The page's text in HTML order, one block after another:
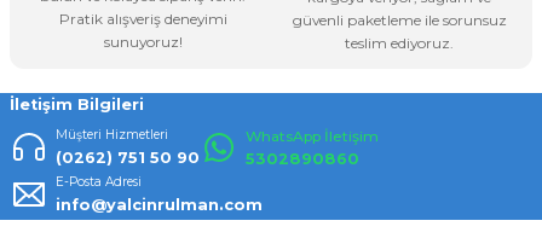
Gönder
Pratik alışveriş deneyimi
sunuyoruz!
güvenli paketleme ile sorunsuz
teslim ediyoruz.
İletişim Bilgileri
Müşteri Hizmetleri
(0262) 751 50 90
WhatsApp İletişim
5302890860
E-Posta Adresi
info@yalcinrulman.com